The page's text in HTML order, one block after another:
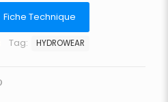
Fiche Technique
Tag: HYDROWEAR